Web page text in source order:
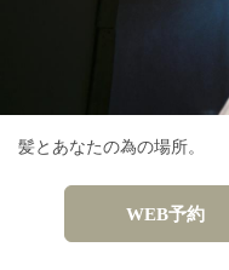
髪とあなたの為の場所。
WEB予約